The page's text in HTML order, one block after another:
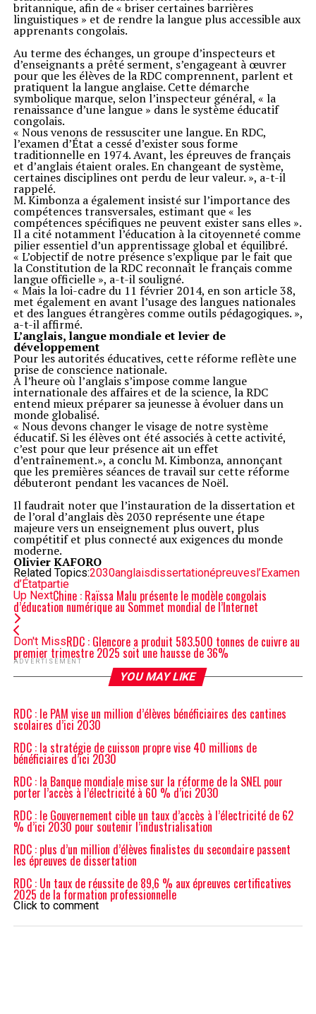
britannique, afin de « briser certaines barrières
linguistiques » et de rendre la langue plus accessible aux
apprenants congolais.
Au terme des échanges, un groupe d’inspecteurs et
d’enseignants a prêté serment, s’engageant à œuvrer
pour que les élèves de la RDC comprennent, parlent et
pratiquent la langue anglaise. Cette démarche
symbolique marque, selon l’inspecteur général, « la
renaissance d’une langue » dans le système éducatif
congolais.
« Nous venons de ressusciter une langue. En RDC,
l’examen d’État a cessé d’exister sous forme
traditionnelle en 1974. Avant, les épreuves de français
et d’anglais étaient orales. En changeant de système,
certaines disciplines ont perdu de leur valeur. », a-t-il
rappelé.
M. Kimbonza a également insisté sur l’importance des
compétences transversales, estimant que « les
compétences spécifiques ne peuvent exister sans elles ».
Il a cité notamment l’éducation à la citoyenneté comme
pilier essentiel d’un apprentissage global et équilibré.
« L’objectif de notre présence s’explique par le fait que
la Constitution de la RDC reconnaît le français comme
langue officielle », a-t-il souligné.
« Mais la loi-cadre du 11 février 2014, en son article 38,
met également en avant l’usage des langues nationales
et des langues étrangères comme outils pédagogiques. »,
a-t-il affirmé.
L’anglais, langue mondiale et levier de
développement
Pour les autorités éducatives, cette réforme reflète une
prise de conscience nationale.
À l’heure où l’anglais s’impose comme langue
internationale des affaires et de la science, la RDC
entend mieux préparer sa jeunesse à évoluer dans un
monde globalisé.
« Nous devons changer le visage de notre système
éducatif. Si les élèves ont été associés à cette activité,
c’est pour que leur présence ait un effet
d’entraînement.», a conclu M. Kimbonza, annonçant
que les premières séances de travail sur cette réforme
débuteront pendant les vacances de Noël.
Il faudrait noter que l’instauration de la dissertation et
de l’oral d’anglais dès 2030 représente une étape
majeure vers un enseignement plus ouvert, plus
compétitif et plus connecté aux exigences du monde
moderne.
Olivier KAFORO
Related Topics:2030anglaisdissertationépreuvesl’Examen
d’Étatpartie
Up NextChine : Raïssa Malu présente le modèle congolais
d’éducation numérique au Sommet mondial de l’Internet
Don't MissRDC : Glencore a produit 583.500 tonnes de cuivre au
premier trimestre 2025 soit une hausse de 36%
ADVERTISEMENT
YOU MAY LIKE
RDC : le PAM vise un million d’élèves bénéficiaires des cantines
scolaires d’ici 2030
RDC : la stratégie de cuisson propre vise 40 millions de
bénéficiaires d’ici 2030
RDC : la Banque mondiale mise sur la réforme de la SNEL pour
porter l’accès à l’électricité à 60 % d’ici 2030
RDC : le Gouvernement cible un taux d’accès à l’électricité de 62
% d’ici 2030 pour soutenir l’industrialisation
RDC : plus d’un million d’élèves finalistes du secondaire passent
les épreuves de dissertation
RDC : Un taux de réussite de 89,6 % aux épreuves certificatives
2025 de la formation professionnelle
Click to comment